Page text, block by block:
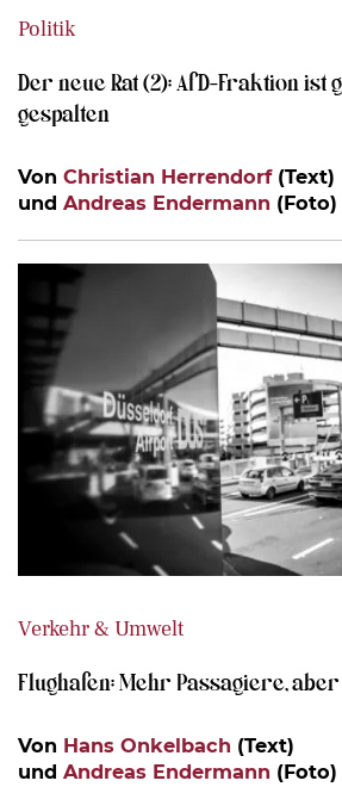
Politik
Der neue Rat (2): AfD-Fraktion ist
gespalten
Von Christian Herrendorf(Text)
und Andreas Endermann (Foto)
Verkehr & Umwelt
Flughafen: Mehr Passagiere,
Von Hans Onkelbach (Text)
und Andreas Endermann (Foto)